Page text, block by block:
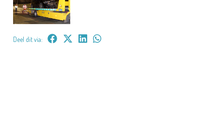
Deel dit via: